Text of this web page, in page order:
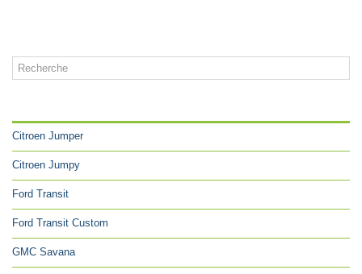
Citroen Jumper
Citroen Jumpy
Ford Transit
Ford Transit Custom
GMC Savana